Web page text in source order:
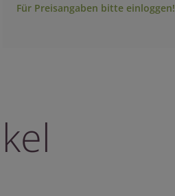
Für Preisangaben bitte einloggen!